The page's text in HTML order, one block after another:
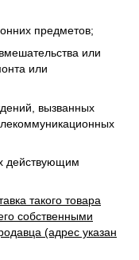
предметов;
или
или
вызванных
действующим
такого товара
собственными
(адрес указан